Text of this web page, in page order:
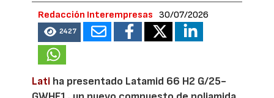
Redacción Interempresas 30/07/2026
2427
Lati ha presentado Latamid 66 H2 G/25-